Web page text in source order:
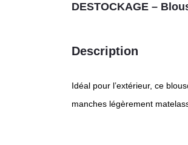
DESTOCKAGE –
Description
Idéal pour l’extérieur, ce
manches légèrement